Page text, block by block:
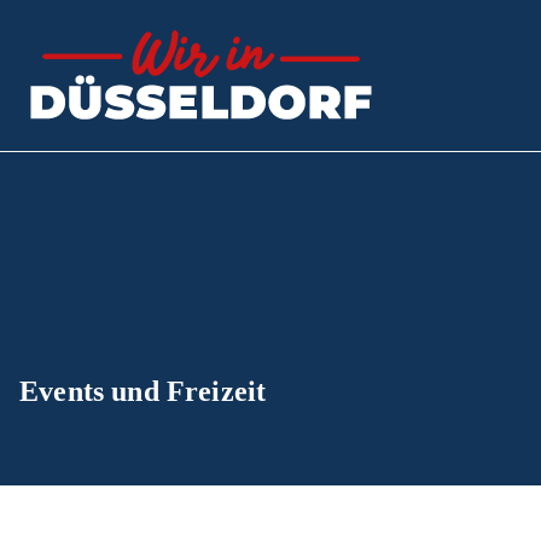
Inhalt
springen
Events und Freizeit